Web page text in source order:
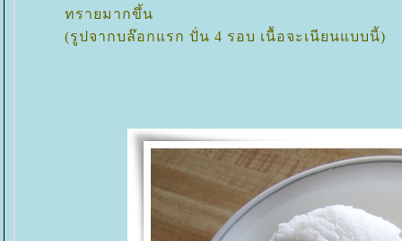
ทรายมากขึ้น
(รูปจากบล๊อกแรก ปั่น 4 รอบ เนื้อจะเนียนแบบนี้)